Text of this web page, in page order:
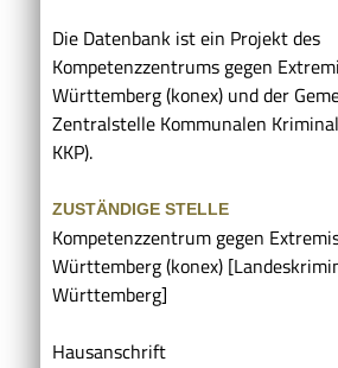
Die Datenbank ist ein Projekt des
Kompetenzzentrums gegen
Württemberg (konex) und der
Zentralstelle Kommunalen
KKP).
ZUSTÄNDIGE STELLE
Kompetenzzentrum gegen
Württemberg (konex)
Württemberg]
Hausanschrift